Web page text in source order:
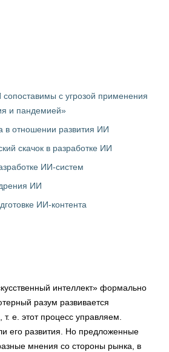
с угрозой применения
и пандемией»
в отношении развития ИИ
скачок в разработке ИИ
ИИ-систем
ИИ
ИИ-контента
интеллект» формально
разум развивается
т. е. этот процесс управляем.
его развития. Но предложенные
мнения со стороны рынка, в